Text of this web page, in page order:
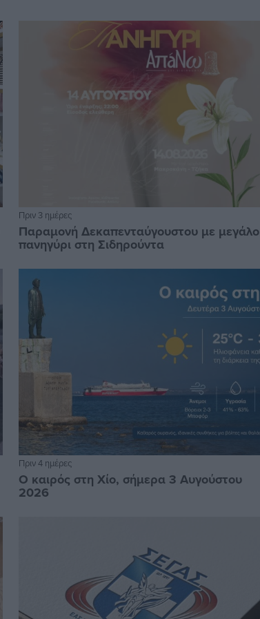
Πριν 3 ημέρες
Παραμονή Δεκαπενταύγουστου με μεγάλο
πανηγύρι στη Σιδηρούντα
Πριν 4 ημέρες
Ο καιρός στη Χίο, σήμερα 3 Αυγούστου
2026